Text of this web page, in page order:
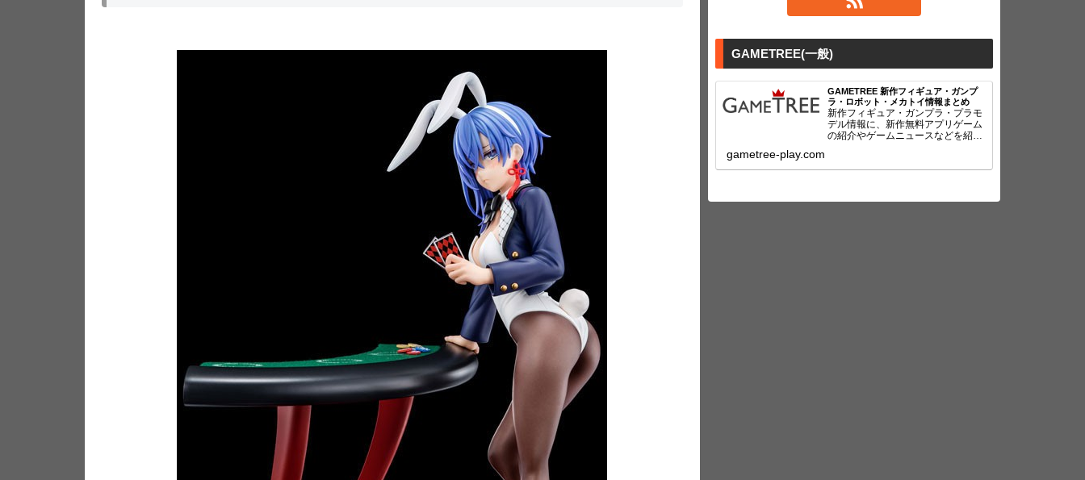
GAMETREE(一般)
GAMETREE 新作フィギュア・ガンプ
ラ・ロボット・メカトイ情報まとめ
新作フィギュア・ガンプラ・プラモ
デル情報に、新作無料アプリゲーム
の紹介やゲームニュースなどを紹
gametree-play.com